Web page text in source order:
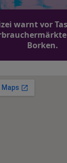
warnt vor
Borken.